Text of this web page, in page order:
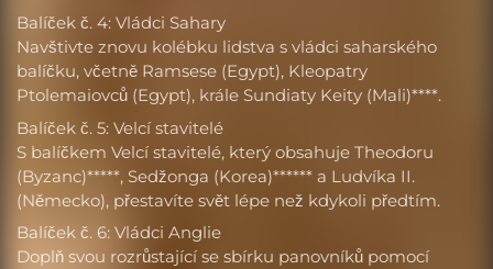
Balíček č. 4: Vládci Sahary
Navštivte znovu kolébku lidstva s vládci saharského
balíčku, včetně Ramsese (Egypt), Kleopatry
Ptolemaiovců (Egypt), krále Sundiaty Keity (Mali)****.
Balíček č. 5: Velcí stavitelé
S balíčkem Velcí stavitelé, který obsahuje Theodoru
(Byzanc)*****, Sedžonga (Korea)****** a Ludvíka II.
(Německo), přestavíte svět lépe než kdykoli předtím.
Balíček č. 6: Vládci Anglie
Doplň svou rozrůstající se sbírku panovníků pomocí